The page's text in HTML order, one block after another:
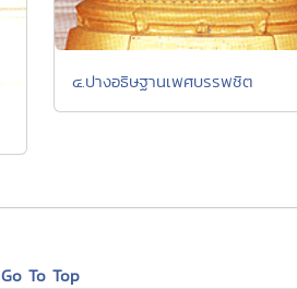
๔.ปางอธิษฐานเพศบรรพชิต
Go To Top